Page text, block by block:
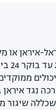
נגד
שיגור